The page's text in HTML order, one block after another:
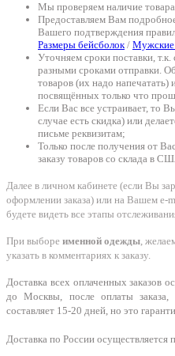
Мы проверяем наличие
Предоставляем Вам
Вашего подтверждения
Размеры бейсболок/ Мужские
Уточняем сроки поставки, т.к.
разными сроками отправки.
товаров (их надо напечатать)
посвящённых только что
Если Вас все устраивает, то
случае есть скидка) или
письме реквизитам;
Только после получения от
заказу товаров со склада в
Далее в личном кабинете (если Вы
оформлении заказа) или на Вашем e-
будете видеть все этапы
При выборе именной одежды,
указать в комментариях к заказу.
Доставка всех оплаченных заказов
до Москвы, после оплаты
составляет 15-20 дней, но это
Доставка по России